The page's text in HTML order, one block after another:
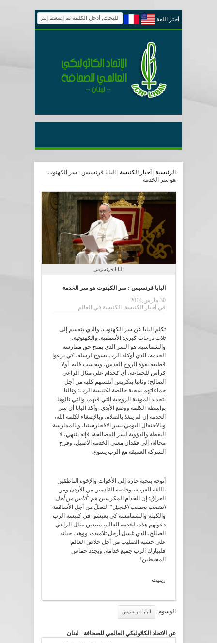
أختر اللغة
الرئيسية أخبار الكنيسة
البابا فرنسيس : سر الكهنوت
هو سر الخدمة
البابا فرنسيس
البابا فرنسيس : سر الكهنوت هو سر الخدمة
30 مارس,2014
في أخبار الكنيسة, الكنيسة في العالم
تكلم البابا عن سر الكهنوت، والذي ينقسم إلى
ثلاث درجات كبرى: الأسقفية، والكهنوتية،
والشماسية. هو السر الذي يمنح حق ممارسة
الخدمة، الذي أوكله الرب يسوع لرسله، كي يرعوا
قطيعه بقوة الروح القدس، وبحسب قلبه. أولا
كرأس للجماعة، أي كخدام على مثال الراعي
الصالح؛ وثانيا بتكريس أنفسهم كلية من أجل
جماعاتهم بمحبة خالصة لكنيسة الرب؛ وثالثا
بتجديد الموهبة الروحية التي فيهم، والتي نالوها
بواسطة الكلمة ووضع الأيدي. وأكد البابا أن سر
الخدمة إن لم يتغذَ بالصلاة، وبالإصغاء لكلمة الله،
وبالاحتفال اليومي بسر الافخارستيا، وبالممارسة
اليقظة والدؤوبة لسر المصالحة، فإنه ينتهي، لا
محالة، إلى فقدان معنى الخدمة الأصيل، وفرح
الشركة العميقة مع الرب يسوع.
أتوجه بتحية حارة إلى الأخوات والإخوة الناطقين
باللغة العربية، وخاصة القادمين من الأردن ومن
العراق: إن الخدام المكرسين هم “أناس من أجل
الشعب بحسب الإنجيل“. لنصلّ من أجل الأساقفة
والكهنة والشمامسة كي يعيشوا في كنيسة الرب
دعوتهم هذه، لخدمة العالم، متبعين مثال الراعي
الصالح، الذي غسل أرجل تلاميذه، ووهب حياته
على خشبة الصليب من أجل خلاص العالم.
فليبارك الرب جميع خدامه، ويجدد حماس
المحبطين!
زينيت
الوسوم : البابا فرنسيس
عن الاتحاد الكاثوليكي العالمي للصحافة - لبنان